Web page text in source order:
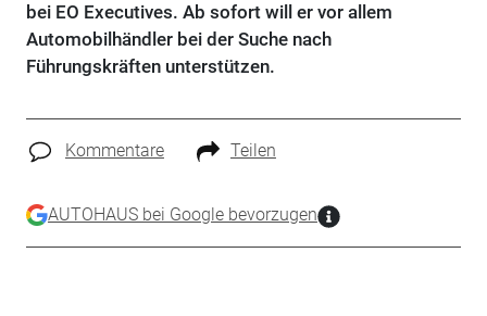
bei EO Executives. Ab sofort will er vor allem
Automobilhändler bei der Suche nach
Führungskräften unterstützen.
Kommentare Teilen
AUTOHAUS bei Google bevorzugen